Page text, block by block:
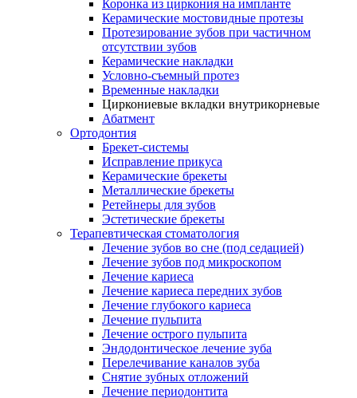
Коронка из циркония на импланте
Керамические мостовидные протезы
Протезирование зубов при частичном
отсутствии зубов
Керамические накладки
Условно-съемный протез
Временные накладки
Циркониевые вкладки внутрикорневые
Абатмент
Ортодонтия
Брекет-системы
Исправление прикуса
Керамические брекеты
Металлические брекеты
Ретейнеры для зубов
Эстетические брекеты
Терапевтическая стоматология
Лечение зубов во сне (под седацией)
Лечение зубов под микроскопом
Лечение кариеса
Лечение кариеса передних зубов
Лечение глубокого кариеса
Лечение пульпита
Лечение острого пульпита
Эндодонтическое лечение зуба
Перелечивание каналов зуба
Снятие зубных отложений
Лечение периодонтита